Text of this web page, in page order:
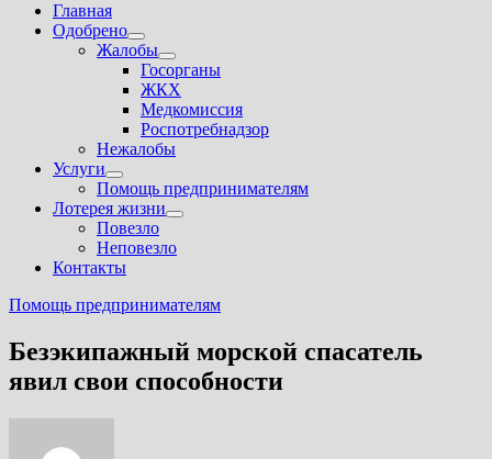
Главная
Одобрено
Показать
подменю
Жалобы
Показать
подменю
Госорганы
ЖКХ
Медкомиссия
Роспотребнадзор
Нежалобы
Услуги
Показать
подменю
Помощь предпринимателям
Лотерея жизни
Показать
Повезло
Неповезло
Контакты
Помощь предпринимателям
Безэкипажный морской спасатель
явил свои способности